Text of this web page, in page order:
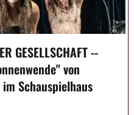
GESELLSCHAFT --
von
Schauspielhaus